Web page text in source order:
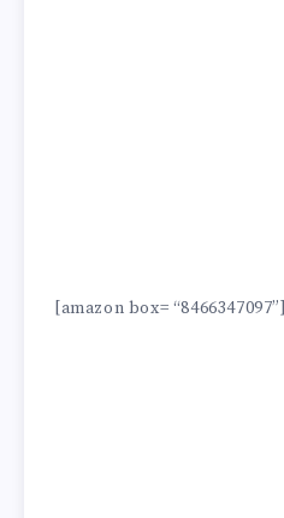
[amazon box= “8466347097”]